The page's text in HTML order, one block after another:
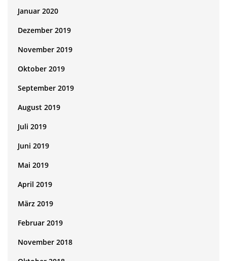
Januar 2020
Dezember 2019
November 2019
Oktober 2019
September 2019
August 2019
Juli 2019
Juni 2019
Mai 2019
April 2019
März 2019
Februar 2019
November 2018